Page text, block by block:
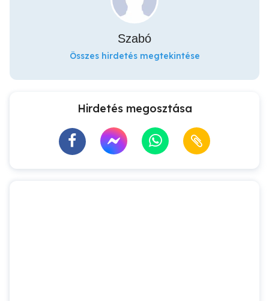
Szabó
Összes hirdetés megtekintése
Hirdetés megosztása